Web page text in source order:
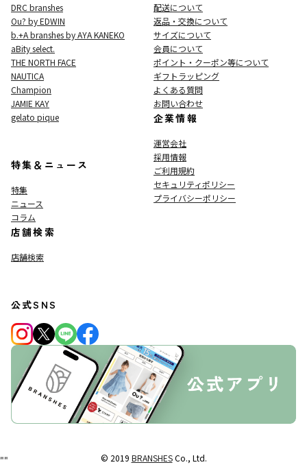
DRC branshes
Ou? by EDWIN
b.+A branshes by AYA KANEKO
aBity select.
THE NORTH FACE
NAUTICA
Champion
JAMIE KAY
gelato pique
特集＆ニュース
特集
ニュース
コラム
店舗検索
店舗検索
配送について
返品・交換について
サイズについて
会員について
ポイント・クーポン等について
ギフトラッピング
よくある質問
お問い合わせ
企業情報
運営会社
採用情報
ご利用規約
セキュリティポリシー
プライバシーポリシー
公式SNS
© 2019 BRANSHESCo., Ltd.
""